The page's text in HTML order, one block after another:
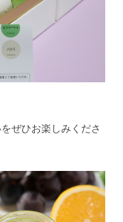
ぜひお楽しみくださ